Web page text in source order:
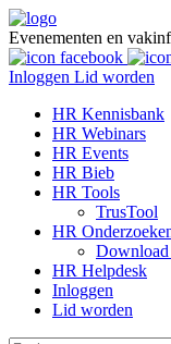
Evenementen en
Inloggen Lid worden
HR Kennisbank
HR Webinars
HR Events
HR Bieb
HR Tools
TrusTool
HR
Download
HR Helpdesk
Inloggen
Lid worden